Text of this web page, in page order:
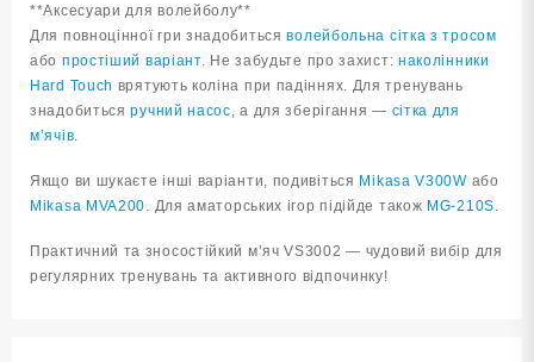
**Аксесуари для волейболу**
Для повноцінної гри знадобитьсяволейбольна сітка з тросом
або простіший варіант. Не забудьте про захист: наколінники
Hard Touch врятують коліна при падіннях. Для тренувань
знадобитьсяручний насос, а для зберігання — сітка для
м’ячів.
Якщо ви шукаєте інші варіанти, подивіться Mikasa V300Wабо
Mikasa MVA200. Для аматорських ігор підійде також MG-210S.
Практичний та зносостійкий м’яч VS3002 — чудовий вибір для
регулярних тренувань та активного відпочинку!